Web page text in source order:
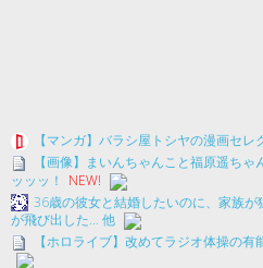
【マンガ】バラシ屋トシヤの漫画セレ
【画像】まいんちゃんこと福原遥ち
ッッッ！
NEW!
36歳の彼女と結婚したいのに、家族
が飛び出した… 他
【ホロライブ】改めてラジオ体操の